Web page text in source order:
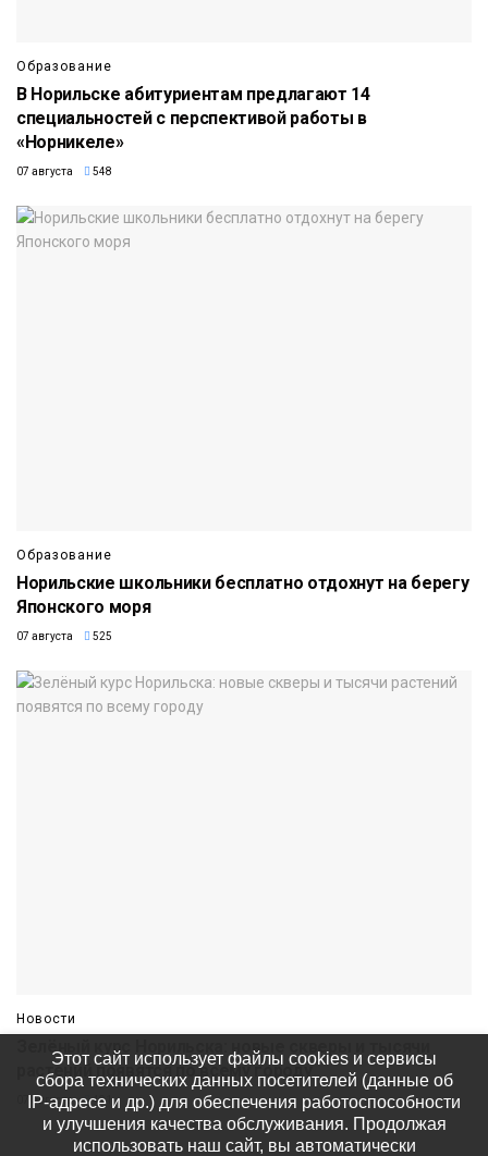
Образование
В Норильске абитуриентам предлагают 14
специальностей с перспективой работы в
«Норникеле»
07 августа 548
Образование
Норильские школьники бесплатно отдохнут на берегу
Японского моря
07 августа 525
Новости
Зелёный курс Норильска: новые скверы и тысячи
растений появятся по всему городу
07 августа 491
Этот сайт использует файлы cookies и сервисы
сбора технических данных посетителей (данные об
IP-адресе и др.) для обеспечения работоспособности
и улучшения качества обслуживания. Продолжая
использовать наш сайт, вы автоматически